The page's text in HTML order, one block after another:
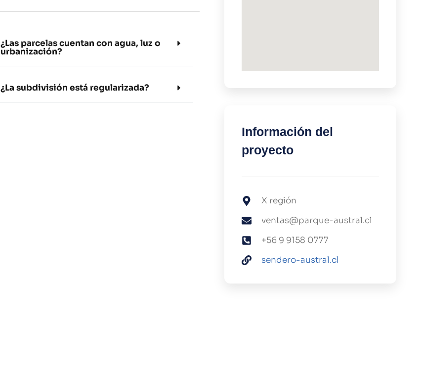
¿Las parcelas cuentan con agua, luz o
urbanización?
¿La subdivisión está regularizada?
Información del
proyecto
X región
ventas@parque-austral.cl
+56 9 9158 0777
sendero-austral.cl